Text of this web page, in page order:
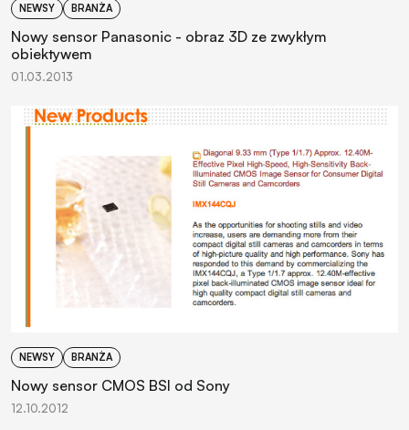
NEWSY BRANŻA
Nowy sensor Panasonic - obraz 3D ze zwykłym
obiektywem
01.03.2013
NEWSY BRANŻA
Nowy sensor CMOS BSI od Sony
12.10.2012